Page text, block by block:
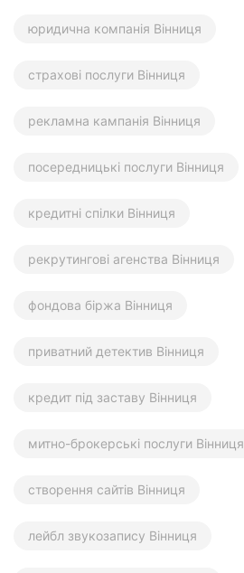
Ужгород
юридична компанія Вінниця
страхові послуги Вінниця
рекламна кампанія Вінниця
посередницькі послуги Вінниця
кредитні спілки Вінниця
рекрутингові агенства Вінниця
фондова біржа Вінниця
приватний детектив Вінниця
кредит під заставу Вінниця
митно-брокерські послуги Вінниця
створення сайтів Вінниця
лейбл звукозапису Вінниця